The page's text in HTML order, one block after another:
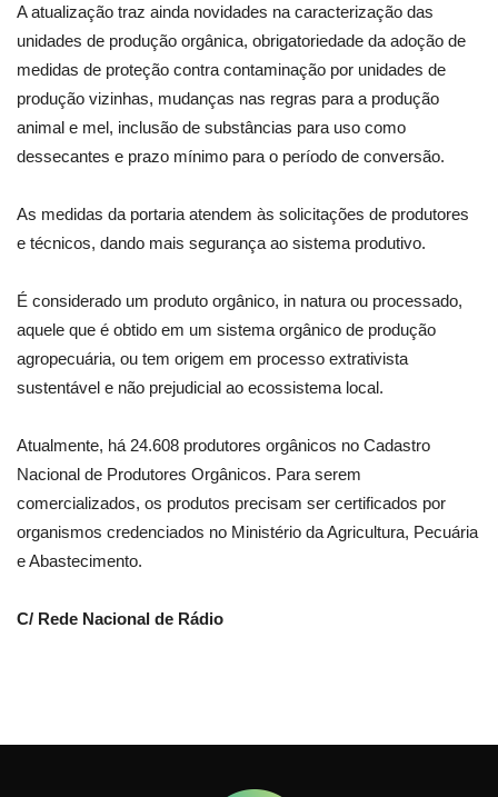
A atualização traz ainda novidades na caracterização das
unidades de produção orgânica, obrigatoriedade da adoção de
medidas de proteção contra contaminação por unidades de
produção vizinhas, mudanças nas regras para a produção
animal e mel, inclusão de substâncias para uso como
dessecantes e prazo mínimo para o período de conversão.
As medidas da portaria atendem às solicitações de produtores
e técnicos, dando mais segurança ao sistema produtivo.
É considerado um produto orgânico, in natura ou processado,
aquele que é obtido em um sistema orgânico de produção
agropecuária, ou tem origem em processo extrativista
sustentável e não prejudicial ao ecossistema local.
Atualmente, há 24.608 produtores orgânicos no Cadastro
Nacional de Produtores Orgânicos. Para serem
comercializados, os produtos precisam ser certificados por
organismos credenciados no Ministério da Agricultura, Pecuária
e Abastecimento.
C/ Rede Nacional de Rádio